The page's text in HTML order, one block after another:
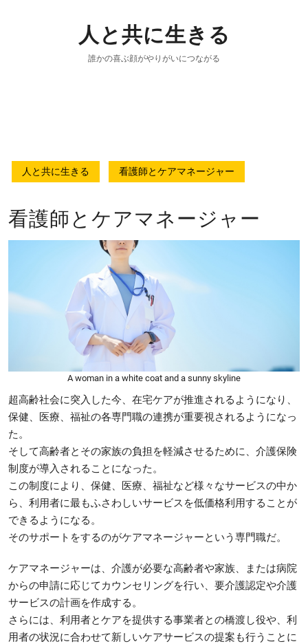
人と共に生きる
誰かの喜ぶ顔がやりがいにつながる
人と共に生きる 看護師とケアマネージャー
看護師とケアマネージャー
A woman in a white coat and a sunny skyline
超高齢社会に突入した今、在宅ケアが推進されるようになり、
保健、医療、福祉の各専門職の連携が重要視されるようになっ
た。
そして高齢者とその家族の負担を軽減させるために、介護保険
制度が導入されることになった。
この制度により、保健、医療、福祉など様々なサービスの中か
ら、利用者に最もふさわしいサービスを低価格利用することが
できるようになる。
そのサポートをするのがケアマネージャーという専門職だ。
ケアマネージャーは、介護が必要な高齢者や家族、または病院
からの申請に応じてカウンセリングを行い、要介護認定や介護
サービスの計画を作成する。
さらには、利用者とケアを提供する事業者との橋渡し役や、利
用者の状況に合わせて新しいケアサービスの提案も行うことに